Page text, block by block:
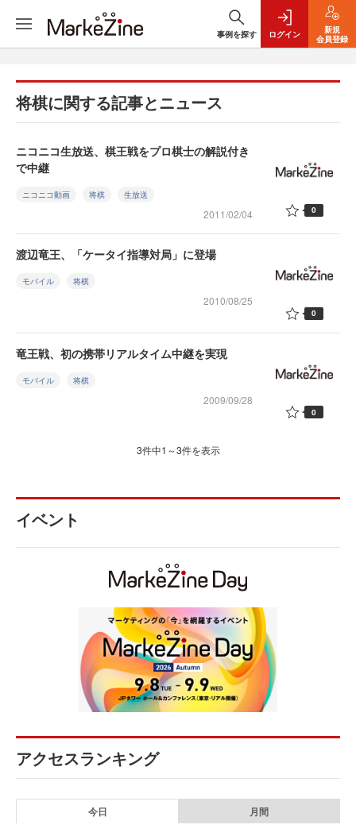
事例を探す ログイン
新規
会員登録
将棋に関する記事とニュース
ニコニコ生放送、棋王戦をプロ棋士の解説付き
で中継
ニコニコ動画 将棋 生放送
2011/02/04 0
渡辺竜王、「ケータイ指導対局」に登場
モバイル 将棋
2010/08/25
0
竜王戦、初の携帯リアルタイム中継を実現
モバイル 将棋
2009/09/28
0
3件中1～3件を表示
イベント
アクセスランキング
今日 月間